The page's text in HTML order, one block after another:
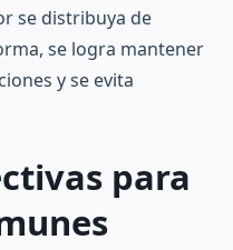
se distribuya de
se logra mantener
y se evita
para